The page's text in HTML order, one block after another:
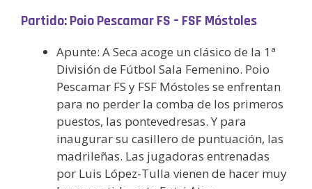
Partido: Poio Pescamar FS – FSF Móstoles
Apunte: A Seca acoge un clásico de la 1ª
División de Fútbol Sala Femenino. Poio
Pescamar FS y FSF Móstoles se enfrentan
para no perder la comba de los primeros
puestos, las pontevedresas. Y para
inaugurar su casillero de puntuación, las
madrileñas. Las jugadoras entrenadas
por Luis López-Tulla vienen de hacer muy